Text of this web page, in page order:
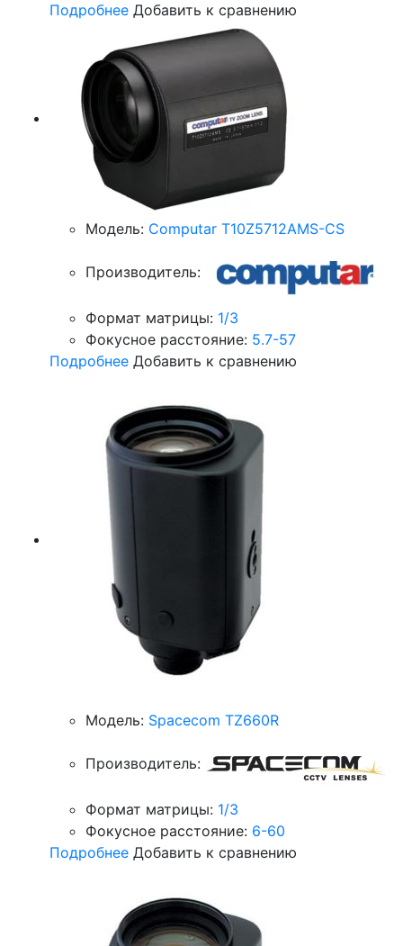
Подробнее Добавить к сравнению
Модель: Computar T10Z5712AMS-CS
Производитель:
Формат матрицы: 1/3
Фокусное расстояние: 5.7-57
Подробнее Добавить к сравнению
Модель: Spacecom TZ660R
Производитель:
Формат матрицы: 1/3
Фокусное расстояние: 6-60
Подробнее Добавить к сравнению